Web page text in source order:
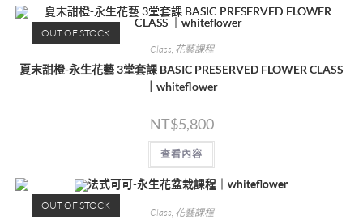
OUT OF STOCK
Class 花藝課程
夏末甜橙-永生花藝 3堂套課 BASIC PRESERVED FLOWER CLASS
｜whiteflower
NT$5,800
查看內容
OUT OF STOCK
Class 花藝課程